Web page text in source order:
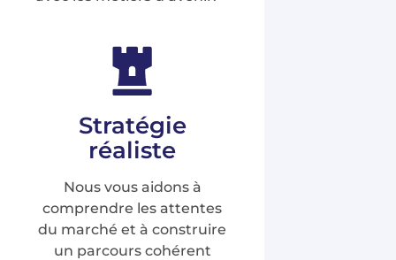
Stratégie
réaliste
Nous vous aidons à
comprendre les attentes
du marché et à construire
un parcours cohérent